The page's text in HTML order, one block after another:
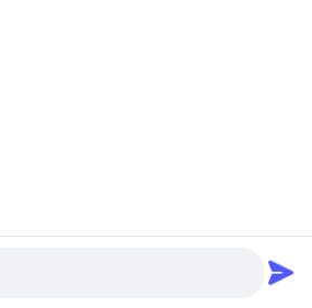
STEEL CO.,LTD. Tutti i diritti riservati.